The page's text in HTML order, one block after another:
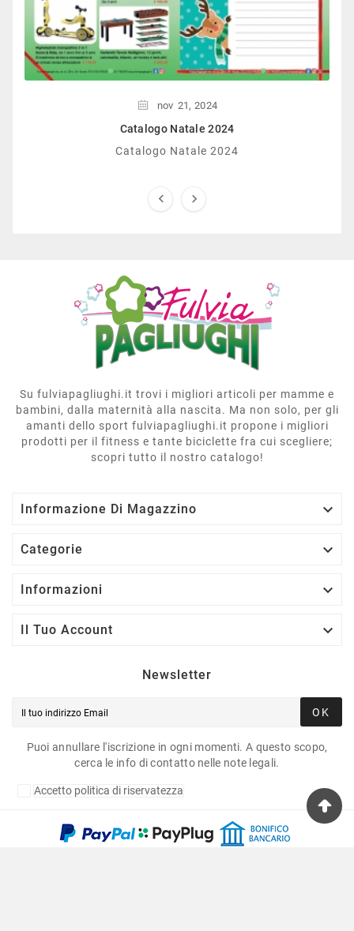
nov 21, 2024
Catalogo Natale 2024
Catalogo Natale 2024
 
Su fulviapagliughi.it trovi i migliori articoli per mamme e
bambini, dalla maternità alla nascita. Ma non solo, per gli
amanti dello sport fulviapagliughi.it propone i migliori
prodotti per il fitness e tante biciclette fra cui scegliere;
scopri tutto il nostro catalogo!
Informazione Di Magazzino 
Categorie 
Informazioni 
Il Tuo Account 
Newsletter
OK
Puoi annullare l'iscrizione in ogni momenti. A questo scopo,
cerca le info di contatto nelle note legali.
Accetto politica di riservatezza